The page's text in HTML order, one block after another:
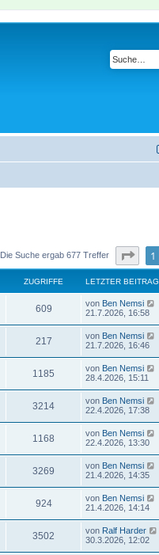
Die Suche ergab 677 Treffer Seite1
ZUGRIFFE LETZTER BEITRAG
609 von Ben Nemsi
21.7.2026, 16:58
217 von Ben Nemsi
21.7.2026, 16:46
1185 von Ben Nemsi
28.4.2026, 15:11
3214 von Ben Nemsi
22.4.2026, 17:38
1168 von Ben Nemsi
22.4.2026, 13:30
3269 von Ben Nemsi
21.4.2026, 14:35
924 von Ben Nemsi
21.4.2026, 14:14
3502 von Ralf Harder
30.3.2026, 12:02